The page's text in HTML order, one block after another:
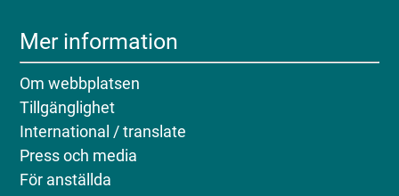
Mer information
Om webbplatsen
Tillgänglighet
International / translate
Press och media
För anställda